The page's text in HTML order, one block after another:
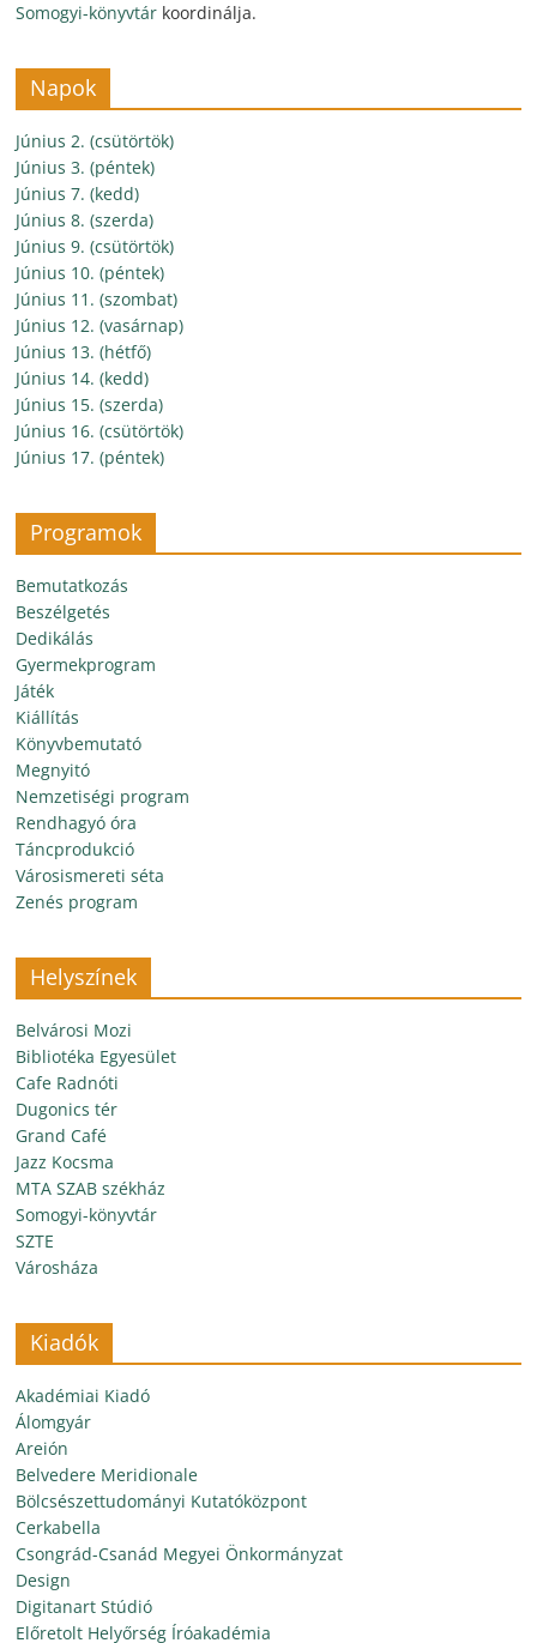
Somogyi-könyvtár koordinálja.
Napok
Június 2. (csütörtök)
Június 3. (péntek)
Június 7. (kedd)
Június 8. (szerda)
Június 9. (csütörtök)
Június 10. (péntek)
Június 11. (szombat)
Június 12. (vasárnap)
Június 13. (hétfő)
Június 14. (kedd)
Június 15. (szerda)
Június 16. (csütörtök)
Június 17. (péntek)
Programok
Bemutatkozás
Beszélgetés
Dedikálás
Gyermekprogram
Játék
Kiállítás
Könyvbemutató
Megnyitó
Nemzetiségi program
Rendhagyó óra
Táncprodukció
Városismereti séta
Zenés program
Helyszínek
Belvárosi Mozi
Bibliotéka Egyesület
Cafe Radnóti
Dugonics tér
Grand Café
Jazz Kocsma
MTA SZAB székház
Somogyi-könyvtár
SZTE
Városháza
Kiadók
Akadémiai Kiadó
Álomgyár
Areión
Belvedere Meridionale
Bölcsészettudományi Kutatóközpont
Cerkabella
Csongrád-Csanád Megyei Önkormányzat
Design
Digitanart Stúdió
Előretolt Helyőrség Íróakadémia